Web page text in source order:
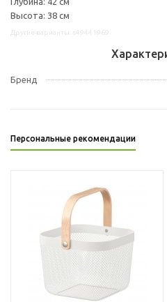
Высота: 38 см
Бренд
Персональные рекомендации